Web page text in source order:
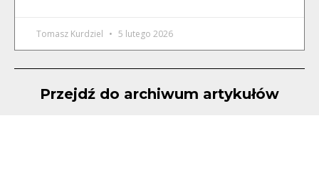
Tomasz Kurdziel 5 lutego 2026
Przejdź do archiwum artykułów